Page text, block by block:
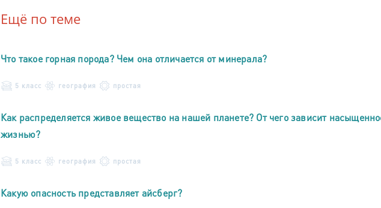
Ещё по теме
Что такое горная порода? Чем она отличается от минерала?
5 класс география простая
Как распределяется живое вещество на нашей планете? От чего зависит
жизнью?
5 класс география простая
Какую опасность представляет айсберг?